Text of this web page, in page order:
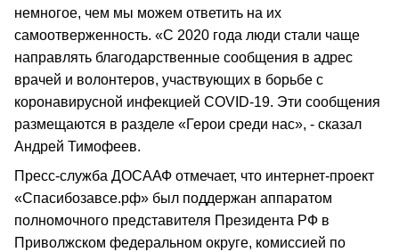
немногое, чем мы можем ответить на их
самоотверженность. «С 2020 года люди стали чаще
направлять благодарственные сообщения в адрес
врачей и волонтеров, участвующих в борьбе с
коронавирусной инфекцией COVID-19. Эти сообщения
размещаются в разделе «Герои среди нас», - сказал
Андрей Тимофеев.
Пресс-служба ДОСААФ отмечает, что интернет-проект
«Спасибозавсе.рф» был поддержан аппаратом
полномочного представителя Президента РФ в
Приволжском федеральном округе, комиссией по